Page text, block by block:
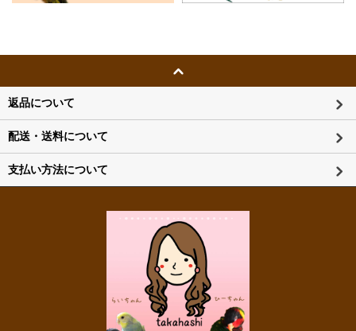
返品について
配送・送料について
支払い方法について